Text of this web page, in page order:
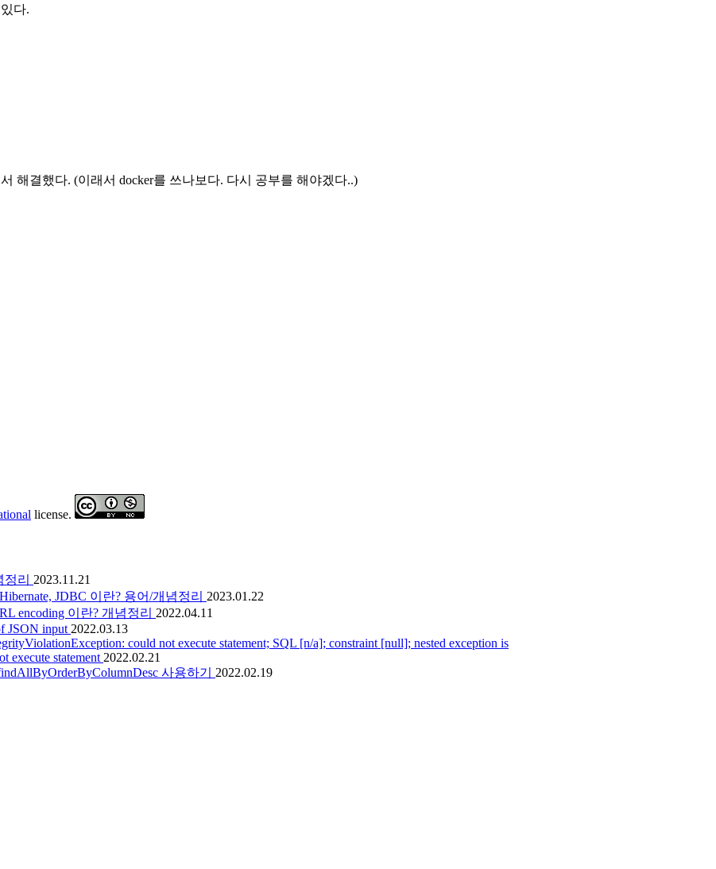
다.
해결했다. (이래서 docker를 쓰나보다. 다시 공부를 해야겠다..)
license.
정리 2023.11.21
JDBC 이란? 용어/개념정리 2023.01.22
encoding 이란? 개념정리 2022.04.11
JSON input 2022.03.13
could not execute statement; SQL [n/a]; constraint [null]; nested exception is
execute statement 2022.02.21
사용하기 2022.02.19